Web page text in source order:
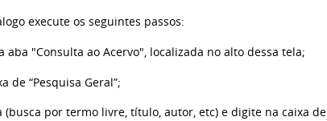
execute os seguintes passos:
"Consulta ao Acervo", localizada no alto dessa tela;
de “Pesquisa Geral”;
por termo livre, título, autor, etc) e digite na caixa de